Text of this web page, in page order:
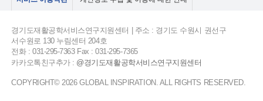
경기도재활공학서비스연구지원센터 | 주소 : 경기도 수원시 권선구
서수원로 130 누림센터 204호
전화 : 031-295-7363 Fax : 031-295-7365
카카오톡친구추가 : @경기도재활공학서비스연구지원센터
COPYRIGHT© 2026 GLOBAL INSPIRATION. ALL RIGHTS RESERVED.